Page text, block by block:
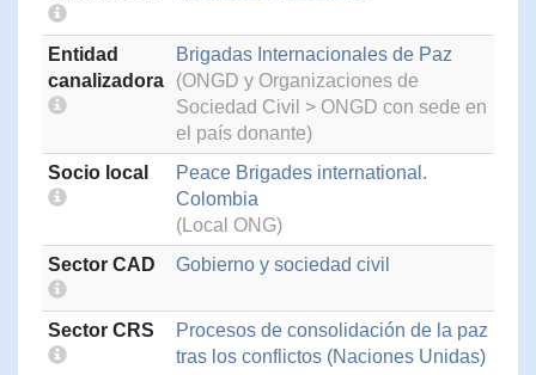
Entidad
canalizadora
Brigadas Internacionales de Paz
(ONGD y Organizaciones de
Sociedad Civil > ONGD con sede en
el país donante)
Socio local
Peace Brigades international.
Colombia
(Local ONG)
Sector CAD
Gobierno y sociedad civil
Sector CRS
Procesos de consolidación de la paz
tras los conflictos (Naciones Unidas)